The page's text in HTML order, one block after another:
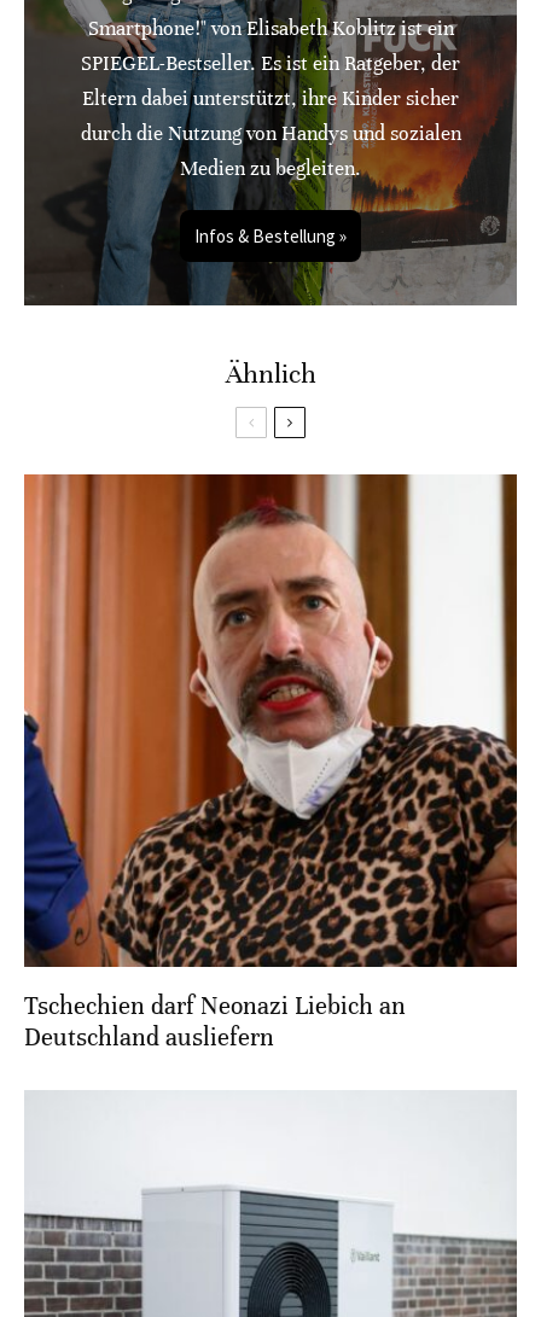
Smartphone!" von Elisabeth Koblitz ist ein
SPIEGEL-Bestseller. Es ist ein Ratgeber, der
Eltern dabei unterstützt, ihre Kinder sicher
durch die Nutzung von Handys und sozialen
Medien zu begleiten.
Infos & Bestellung »
Ähnlich
Tschechien darf Neonazi Liebich an
Deutschland ausliefern